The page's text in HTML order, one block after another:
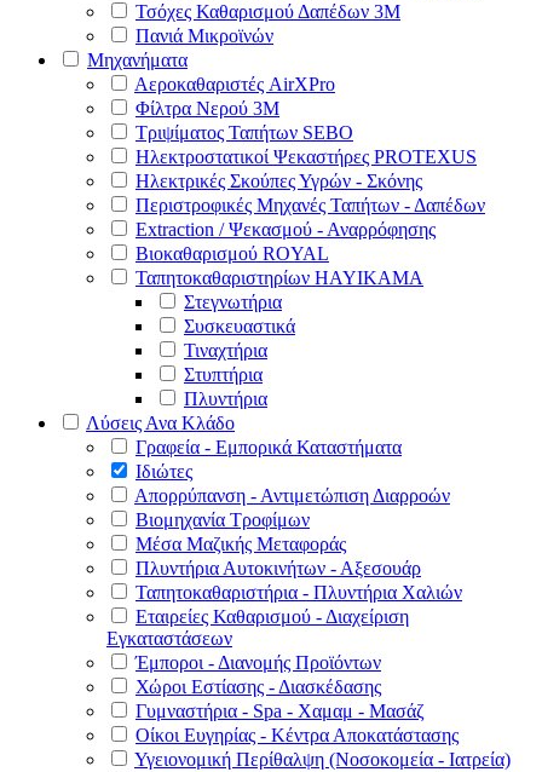
Τσόχες Καθαρισμού Δαπέδων 3Μ
Πανιά Μικροϊνών
Μηχανήματα
Αεροκαθαριστές AirXPro
Φίλτρα Νερού 3M
Τριψίματος Ταπήτων SEBO
Ηλεκτροστατικοί Ψεκαστήρες PROTEXUS
Ηλεκτρικές Σκούπες Υγρών - Σκόνης
Περιστροφικές Μηχανές Ταπήτων - Δαπέδων
Extraction / Ψεκασμού - Αναρρόφησης
Βιοκαθαρισμού ROYAL
Ταπητοκαθαριστηρίων HAYIKAMA
Στεγνωτήρια
Συσκευαστικά
Τιναχτήρια
Στυπτήρια
Πλυντήρια
Λύσεις Ανα Κλάδο
Γραφεία - Εμπορικά Καταστήματα
Ιδιώτες
Απορρύπανση - Αντιμετώπιση Διαρροών
Βιομηχανία Τροφίμων
Μέσα Μαζικής Μεταφοράς
Πλυντήρια Αυτοκινήτων - Αξεσουάρ
Ταπητοκαθαριστήρια - Πλυντήρια Χαλιών
Εταιρείες Καθαρισμού - Διαχείριση
Εγκαταστάσεων
Έμποροι - Διανομής Προϊόντων
Χώροι Εστίασης - Διασκέδασης
Γυμναστήρια - Spa - Χαμαμ - Μασάζ
Οίκοι Ευγηρίας - Κέντρα Αποκατάστασης
Υγειονομική Περίθαλψη (Νοσοκομεία - Ιατρεία)